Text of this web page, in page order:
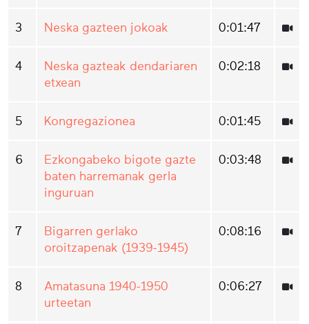
3 Neska gazteen jokoak 0:01:47
4
Neska gazteak dendariaren
etxean
0:02:18
5 Kongregazionea 0:01:45
6
Ezkongabeko bigote gazte
baten harremanak gerla
inguruan
0:03:48
7
Bigarren gerlako
oroitzapenak (1939-1945)
0:08:16
8
Amatasuna 1940-1950
urteetan
0:06:27